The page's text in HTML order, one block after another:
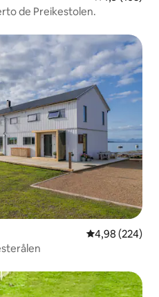
de Preikestolen.
hóspedes
4,98 de uma
4,98 (224)